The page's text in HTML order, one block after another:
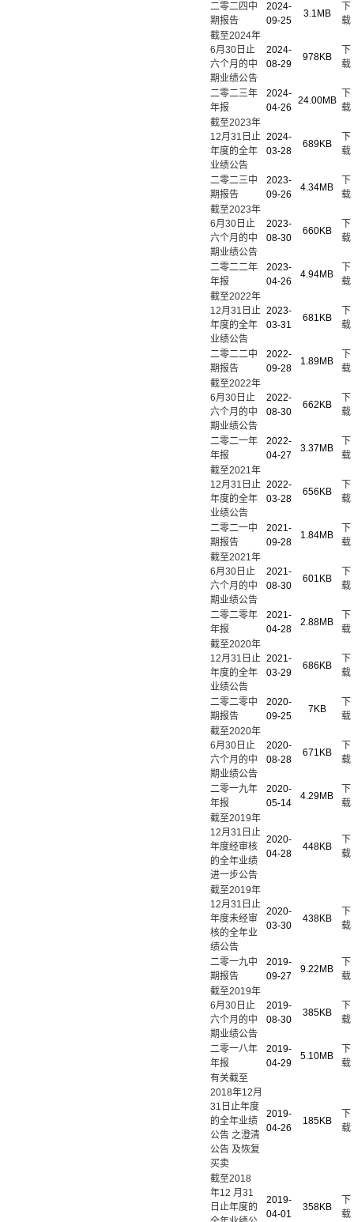
二零二四中
期报告
2024-
09-25
3.1MB
下
载
截至2024年
6月30日止
六个月的中
期业绩公告
2024-
08-29
978KB
下
载
二零二三年
年报
2024-
04-26
24.00MB
下
载
截至2023年
12月31日止
年度的全年
业绩公告
2024-
03-28
689KB
下
载
二零二三中
期报告
2023-
09-26
4.34MB
下
载
截至2023年
6月30日止
六个月的中
期业绩公告
2023-
08-30
660KB
下
载
二零二二年
年报
2023-
04-26
4.94MB
下
载
截至2022年
12月31日止
年度的全年
业绩公告
2023-
03-31
681KB
下
载
二零二二中
期报告
2022-
09-28
1.89MB
下
载
截至2022年
6月30日止
六个月的中
期业绩公告
2022-
08-30
662KB
下
载
二零二一年
年报
2022-
04-27
3.37MB
下
载
截至2021年
12月31日止
年度的全年
业绩公告
2022-
03-28
656KB
下
载
二零二一中
期报告
2021-
09-28
1.84MB
下
载
截至2021年
6月30日止
六个月的中
期业绩公告
2021-
08-30
601KB
下
载
二零二零年
年报
2021-
04-28
2.88MB
下
载
截至2020年
12月31日止
年度的全年
业绩公告
2021-
03-29
686KB
下
载
二零二零中
期报告
2020-
09-25
7KB
下
载
截至2020年
6月30日止
六个月的中
期业绩公告
2020-
08-28
671KB
下
载
二零一九年
年报
2020-
05-14
4.29MB
下
载
截至2019年
12月31日止
年度经审核
的全年业绩
进一步公告
2020-
04-28
448KB
下
载
截至2019年
12月31日止
年度未经审
核的全年业
绩公告
2020-
03-30
438KB
下
载
二零一九中
期报告
2019-
09-27
9.22MB
下
载
截至2019年
6月30日止
六个月的中
期业绩公告
2019-
08-30
385KB
下
载
二零一八年
年报
2019-
04-29
5.10MB
下
载
有关截至
2018年12月
31日止年度
的全年业绩
公告 之澄清
公告 及恢复
买卖
2019-
04-26
185KB
下
载
截至2018
年12 月31
日止年度的
2019-
04-01
358KB
下
载